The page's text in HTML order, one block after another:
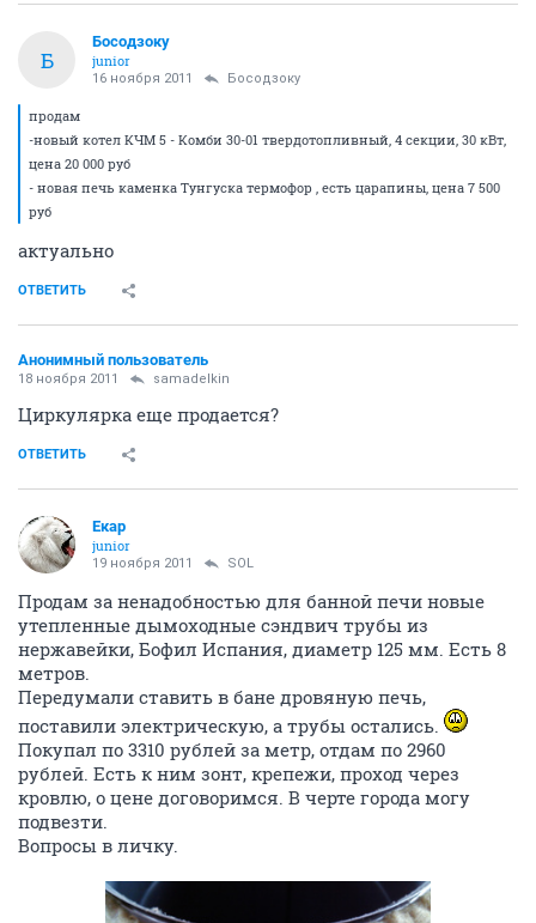
Б
Босодзоку
junior
16 ноября 2011 Босодзоку
продам
-новый котел КЧМ 5 - Комби 30-01 твердотопливный, 4 секции, 30 кВт,
цена 20 000 руб
- новая печь каменка Тунгуска термофор , есть царапины, цена 7 500
руб
актуально
ОТВЕТИТЬ
Анонимный пользователь
18 ноября 2011 samadelkin
Циркулярка еще продается?
ОТВЕТИТЬ
Екар
junior
19 ноября 2011 SOL
Продам за ненадобностью для банной печи новые
утепленные дымоходные сэндвич трубы из
нержавейки, Бофил Испания, диаметр 125 мм. Есть 8
метров.
Передумали ставить в бане дровяную печь,
поставили электрическую, а трубы остались.
Покупал по 3310 рублей за метр, отдам по 2960
рублей. Есть к ним зонт, крепежи, проход через
кровлю, о цене договоримся. В черте города могу
подвезти.
Вопросы в личку.